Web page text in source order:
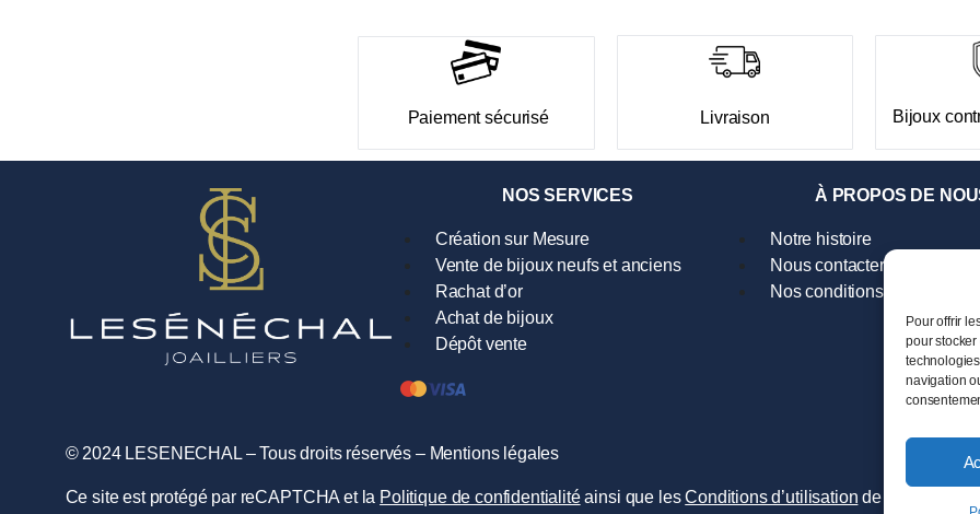
Pour offrir
pour
navigation
Paiement sécurisé Livraison Bijoux
NOS SERVICES
Création sur Mesure
Vente de bijoux neufs et anciens
Rachat d’or
Achat de bijoux
Dépôt vente
À PROPOS DE
Notre histoire
Nous contacter
Nos conditions générales
© 2024 LESENECHAL – Tous droits réservés – Mentions légales
Ce site est protégé par reCAPTCHA et la Politique de confidentialitéainsi que lesConditions d’utilisation de Google